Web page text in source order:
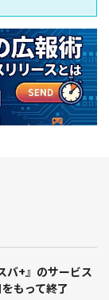
バ+』のサービス
もって終了